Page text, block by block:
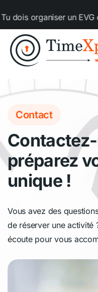
au
contenu
organiser un EVG
Contact
préparez
unique !
Vous avez des
de réserver une activité
écoute pour vous